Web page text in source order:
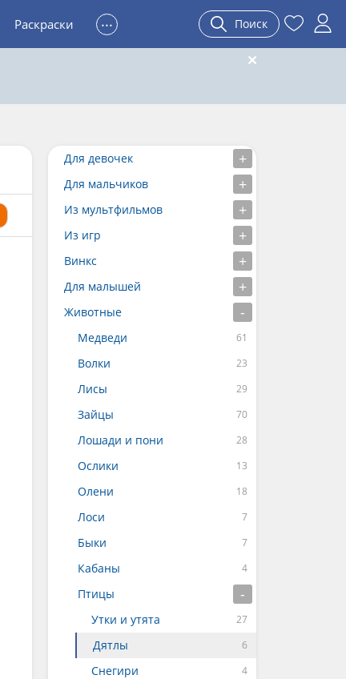
Раскраски ... Поиск
Для девочек
Для мальчиков
Из мультфильмов
Из игр
Винкс
Для малышей
Животные
Медведи
Волки
Лисы
Зайцы
Лошади и пони
Ослики
Олени
Лоси
Быки
Кабаны
Птицы
Утки и утята
Дятлы
Снегири